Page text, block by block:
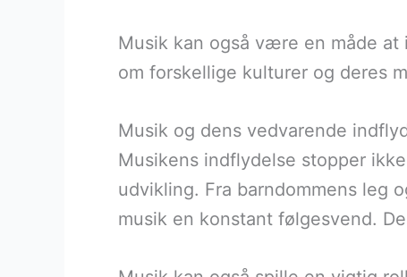
Musik kan også være en måde
om forskellige kulturer og deres
Musik og dens vedvarende
Musikens indflydelse stopper
udvikling. Fra barndommens leg
musik en konstant følgesvend.